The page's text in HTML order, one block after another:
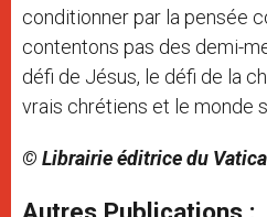
conditionner par la pensée
contentons pas des demi-
défi de Jésus, le défi de la
vrais chrétiens et le monde
© Librairie éditrice du